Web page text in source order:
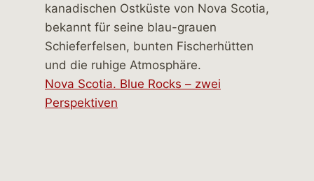
Nova Scotia. Blue Rocks – zwei
Perspektiven